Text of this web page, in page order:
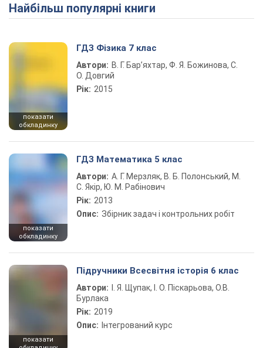
Найбільш популярні книги
показати
обкладинку
ГДЗ Фізика 7 клас
Автори: В. Г. Бар’яхтар, Ф. Я. Божинова, С.
О. Довгий
Рік: 2015
показати
обкладинку
ГДЗ Математика 5 клас
Автори: А. Г. Мерзляк, В. Б. Полонський, М.
С. Якір, Ю. М. Рабінович
Рік: 2013
Опис: Збірник задач і контрольних робіт
показати
Підручники Всесвітня історія 6 клас
Автори:
І. Я. Щупак, І. О. Піскарьова, О.В.
Бурлака
Рік: 2019
Опис: Інтегрований курс